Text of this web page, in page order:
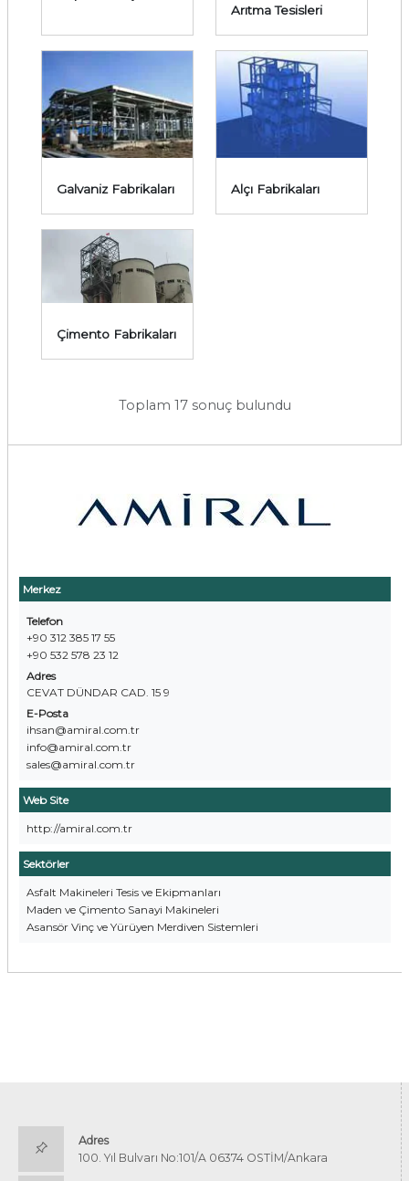
Merkez
Telefon
+90 312 385 17 55
+90 532 578 23 12
Adres
CEVAT DÜNDAR CAD. 15 9
E-Posta
ihsan@amiral.com.tr
info@amiral.com.tr
sales@amiral.com.tr
Web Site
http://amiral.com.tr
Sektörler
Asfalt Makineleri Tesis ve Ekipmanları
Maden ve Çimento Sanayi Makineleri
Asansör Vinç ve Yürüyen Merdiven Sistemleri
Arıtma Tesisleri
Galvaniz Fabrikaları Alçı Fabrikaları
Çimento Fabrikaları
Toplam 17 sonuç bulundu
Adres
100. Yıl Bulvarı No:101/A 06374 OSTİM/Ankara